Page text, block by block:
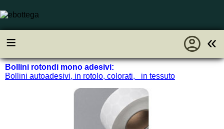
≡ «
account_circle
Bollini rotondi mono adesivi:
Bollini autoadesivi, in rotolo, colorati, in tessuto